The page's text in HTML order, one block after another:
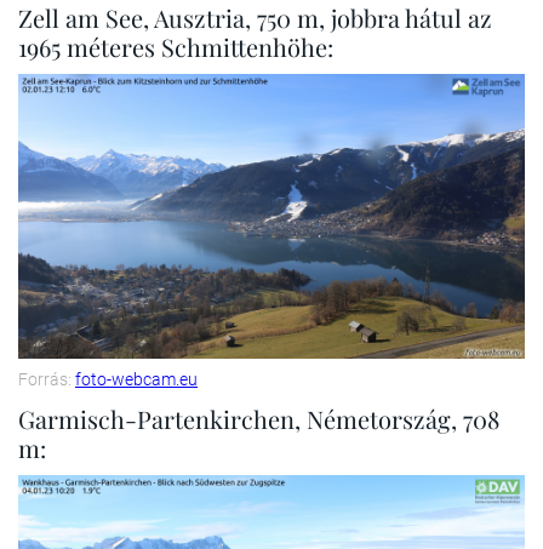
Zell am See, Ausztria, 750 m, jobbra hátul az
1965 méteres Schmittenhöhe:
Forrás: foto-webcam.eu
Garmisch-Partenkirchen, Németország, 708
m: